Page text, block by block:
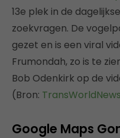
13e plek in de
zoekvragen. De
gezet en is een viral
Frumondah, zo is te
Bob Odenkirk op de
(Bron: TransWorldNews
Google Maps